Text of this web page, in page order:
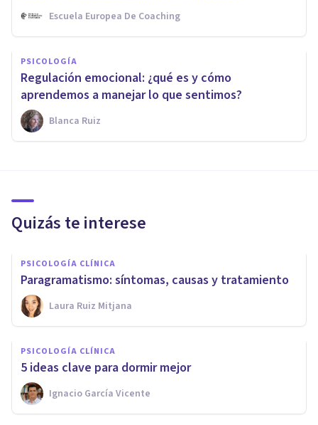
Escuela Europea De Coaching
PSICOLOGÍA
Regulación emocional: ¿qué es y cómo
aprendemos a manejar lo que sentimos?
Blanca Ruiz
Quizás te interese
PSICOLOGÍA CLÍNICA
Paragramatismo: síntomas, causas y tratamiento
Laura Ruiz Mitjana
PSICOLOGÍA CLÍNICA
5 ideas clave para dormir mejor
Ignacio García Vicente